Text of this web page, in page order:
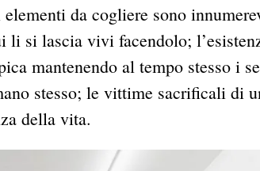
da cogliere sono
li si lascia vivi facendolo;
mantenendo al tempo stesso i
stesso; le vittime sacrificali di
della vita.